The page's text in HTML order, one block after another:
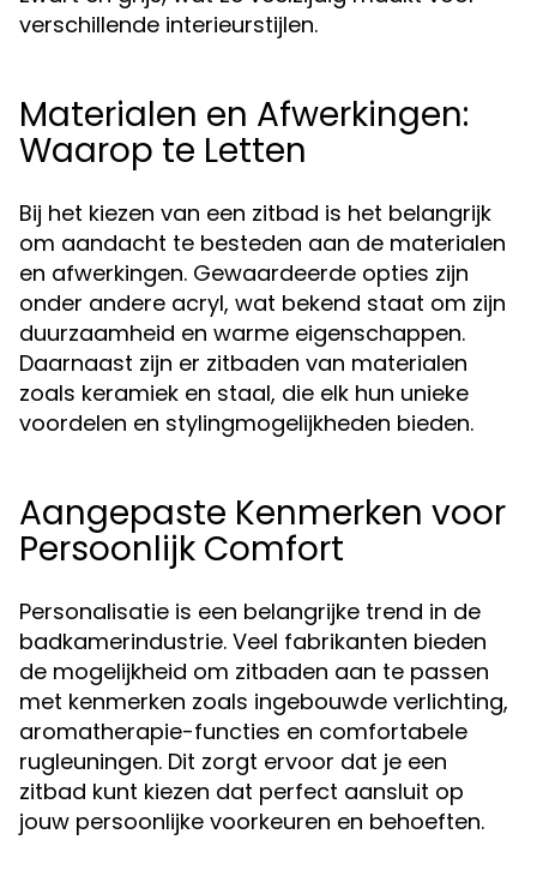
verschillende interieurstijlen.
Materialen en Afwerkingen:
Waarop te Letten
Bij het kiezen van een zitbad is het belangrijk
om aandacht te besteden aan de materialen
en afwerkingen. Gewaardeerde opties zijn
onder andere acryl, wat bekend staat om zijn
duurzaamheid en warme eigenschappen.
Daarnaast zijn er zitbaden van materialen
zoals keramiek en staal, die elk hun unieke
voordelen en stylingmogelijkheden bieden.
Aangepaste Kenmerken voor
Persoonlijk Comfort
Personalisatie is een belangrijke trend in de
badkamerindustrie. Veel fabrikanten bieden
de mogelijkheid om zitbaden aan te passen
met kenmerken zoals ingebouwde verlichting,
aromatherapie-functies en comfortabele
rugleuningen. Dit zorgt ervoor dat je een
zitbad kunt kiezen dat perfect aansluit op
jouw persoonlijke voorkeuren en behoeften.